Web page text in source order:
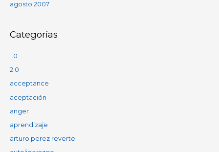
agosto 2007
Categorías
1.0
2.0
acceptance
aceptación
anger
aprendizaje
arturo perez reverte